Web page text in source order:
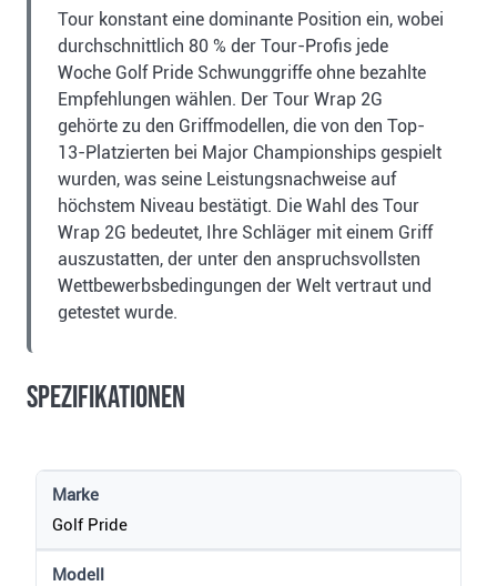
Tour konstant eine dominante Position ein, wobei
durchschnittlich 80 % der Tour-Profis jede
Woche Golf Pride Schwunggriffe ohne bezahlte
Empfehlungen wählen. Der Tour Wrap 2G
gehörte zu den Griffmodellen, die von den Top-
13-Platzierten bei Major Championships gespielt
wurden, was seine Leistungsnachweise auf
höchstem Niveau bestätigt. Die Wahl des Tour
Wrap 2G bedeutet, Ihre Schläger mit einem Griff
auszustatten, der unter den anspruchsvollsten
Wettbewerbsbedingungen der Welt vertraut und
getestet wurde.
Spezifikationen
Marke
Golf Pride
Modell